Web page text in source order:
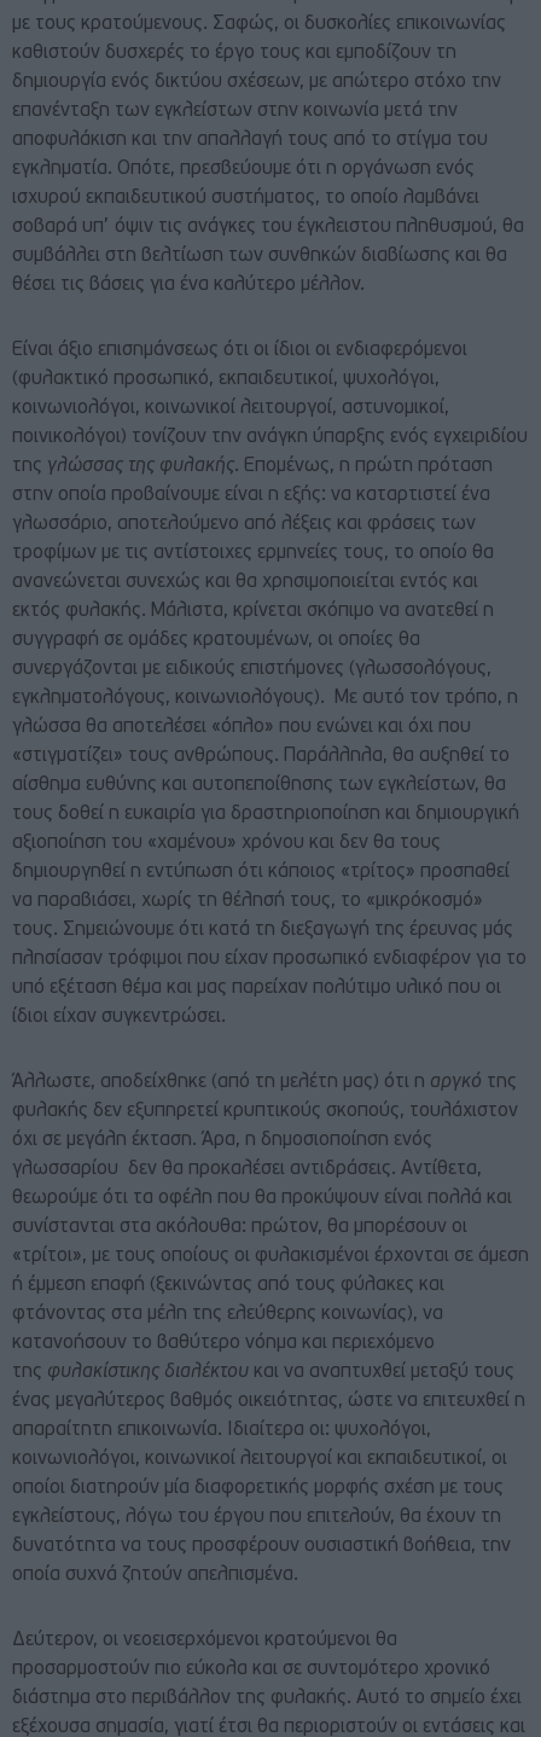
με τους κρατούμενους. Σαφώς, οι δυσκολίες επικοινωνίας
καθιστούν δυσχερές το έργο τους και εμποδίζουν τη
δημιουργία ενός δικτύου σχέσεων, με απώτερο στόχο την
επανένταξη των εγκλείστων στην κοινωνία μετά την
αποφυλάκιση και την απαλλαγή τους από το στίγμα του
εγκληματία. Οπότε, πρεσβεύουμε ότι η οργάνωση ενός
ισχυρού εκπαιδευτικού συστήματος, το οποίο λαμβάνει
σοβαρά υπ’ όψιν τις ανάγκες του έγκλειστου πληθυσμού, θα
συμβάλλει στη βελτίωση των συνθηκών διαβίωσης και θα
θέσει τις βάσεις για ένα καλύτερο μέλλον.
Είναι άξιο επισημάνσεως ότι οι ίδιοι οι ενδιαφερόμενοι
(φυλακτικό προσωπικό, εκπαιδευτικοί, ψυχολόγοι,
κοινωνιολόγοι, κοινωνικοί λειτουργοί, αστυνομικοί,
ποινικολόγοι) τονίζουν την ανάγκη ύπαρξης ενός εγχειριδίου
της γλώσσας της φυλακής. Επομένως, η πρώτη πρόταση
στην οποία προβαίνουμε είναι η εξής: να καταρτιστεί ένα
γλωσσάριο, αποτελούμενο από λέξεις και φράσεις των
τροφίμων με τις αντίστοιχες ερμηνείες τους, το οποίο θα
ανανεώνεται συνεχώς και θα χρησιμοποιείται εντός και
εκτός φυλακής. Μάλιστα, κρίνεται σκόπιμο να ανατεθεί η
συγγραφή σε ομάδες κρατουμένων, οι οποίες θα
συνεργάζονται με ειδικούς επιστήμονες (γλωσσολόγους,
εγκληματολόγους, κοινωνιολόγους). Με αυτό τον τρόπο, η
γλώσσα θα αποτελέσει «όπλο» που ενώνει και όχι που
«στιγματίζει» τους ανθρώπους. Παράλληλα, θα αυξηθεί το
αίσθημα ευθύνης και αυτοπεποίθησης των εγκλείστων, θα
τους δοθεί η ευκαιρία για δραστηριοποίηση και δημιουργική
αξιοποίηση του «χαμένου» χρόνου και δεν θα τους
δημιουργηθεί η εντύπωση ότι κάποιος «τρίτος» προσπαθεί
να παραβιάσει, χωρίς τη θέλησή τους, το «μικρόκοσμό»
τους. Σημειώνουμε ότι κατά τη διεξαγωγή της έρευνας μάς
πλησίασαν τρόφιμοι που είχαν προσωπικό ενδιαφέρον για το
υπό εξέταση θέμα και μας παρείχαν πολύτιμο υλικό που οι
ίδιοι είχαν συγκεντρώσει.
Άλλωστε, αποδείχθηκε (από τη μελέτη μας) ότι η αργκό της
φυλακής δεν εξυπηρετεί κρυπτικούς σκοπούς, τουλάχιστον
όχι σε μεγάλη έκταση. Άρα, η δημοσιοποίηση ενός
γλωσσαρίου δεν θα προκαλέσει αντιδράσεις. Αντίθετα,
θεωρούμε ότι τα οφέλη που θα προκύψουν είναι πολλά και
συνίστανται στα ακόλουθα: πρώτον, θα μπορέσουν οι
«τρίτοι», με τους οποίους οι φυλακισμένοι έρχονται σε άμεση
ή έμμεση επαφή (ξεκινώντας από τους φύλακες και
φτάνοντας στα μέλη της ελεύθερης κοινωνίας), να
κατανοήσουν το βαθύτερο νόημα και περιεχόμενο
της φυλακίστικης διαλέκτου και να αναπτυχθεί μεταξύ τους
ένας μεγαλύτερος βαθμός οικειότητας, ώστε να επιτευχθεί η
απαραίτητη επικοινωνία. Ιδιαίτερα οι: ψυχολόγοι,
κοινωνιολόγοι, κοινωνικοί λειτουργοί και εκπαιδευτικοί, οι
οποίοι διατηρούν μία διαφορετικής μορφής σχέση με τους
εγκλείστους, λόγω του έργου που επιτελούν, θα έχουν τη
δυνατότητα να τους προσφέρουν ουσιαστική βοήθεια, την
οποία συχνά ζητούν απελπισμένα.
Δεύτερον, οι νεοεισερχόμενοι κρατούμενοι θα
προσαρμοστούν πιο εύκολα και σε συντομότερο χρονικό
διάστημα στο περιβάλλον της φυλακής. Αυτό το σημείο έχει
εξέχουσα σημασία, γιατί έτσι θα περιοριστούν οι εντάσεις και